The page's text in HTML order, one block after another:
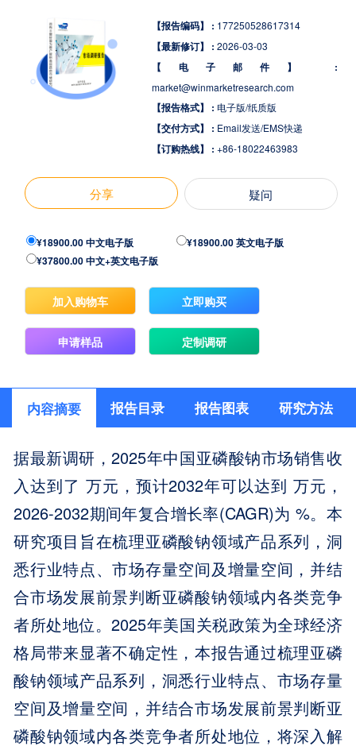
【报告编码】 : 177250528617314
【最新修订】 : 2026-03-03
【电子邮件】 :
market@winmarketresearch.com
【报告格式】 : 电子版/纸质版
【交付方式】 : Email发送/EMS快递
【订购热线】 : +86-18022463983
分享 疑问
¥18900.00 中文电子版
¥18900.00 英文电子版
¥37800.00 中文+英文电子版
加入购物车 立即购买
申请样品 定制调研
内容摘要 报告目录 报告图表 研究方法
据最新调研，2025年中国亚磷酸钠市场销售收
入达到了 万元，预计2032年可以达到 万元，
2026-2032期间年复合增长率(CAGR)为 %。本
研究项目旨在梳理亚磷酸钠领域产品系列，洞
悉行业特点、市场存量空间及增量空间，并结
合市场发展前景判断亚磷酸钠领域内各类竞争
者所处地位。2025年美国关税政策为全球经济
格局带来显著不确定性，本报告通过梳理亚磷
酸钠领域产品系列，洞悉行业特点、市场存量
空间及增量空间，并结合市场发展前景判断亚
磷酸钠领域内各类竞争者所处地位，将深入解